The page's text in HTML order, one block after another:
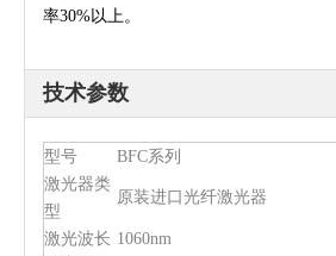
率30%以上。
技术参数
型号
BFC系列
激光器类
型
原装进口光纤激光器
激光波长 1060nm